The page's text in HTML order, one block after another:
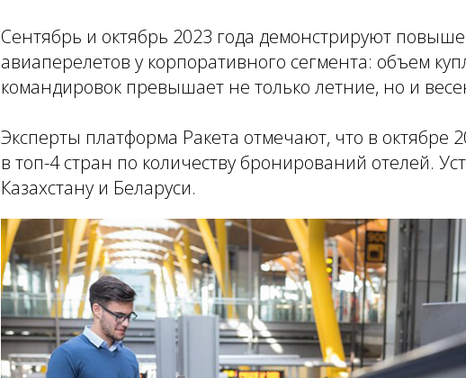
Сентябрь и октябрь 2023 года демонстрируют
авиаперелетов у корпоративного сегмента: объем
командировок превышает не только летние, но и
Эксперты платформа Ракета отмечают, что в октябре
в топ-4 стран по количеству бронирований отелей.
Казахстану и Беларуси.